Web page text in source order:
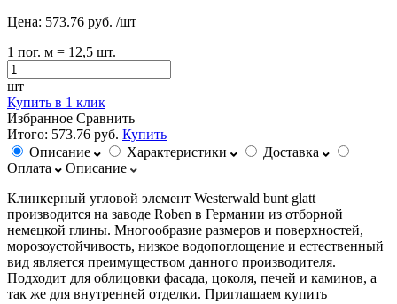
Цена: 573.76 руб. /шт
1 пог. м = 12,5 шт.
шт
Купить в 1 клик
Избранное Сравнить
Итого: 573.76 руб. Купить
Описание
Характеристики
Доставка
Оплата
Описание
Клинкерный угловой элемент Westerwald bunt glatt
производится на заводе Roben в Германии из отборной
немецкой глины. Многообразие размеров и поверхностей,
морозоустойчивость, низкое водопоглощение и естественный
вид является преимуществом данного производителя.
Подходит для облицовки фасада, цоколя, печей и каминов, а
так же для внутренней отделки. Приглашаем купить